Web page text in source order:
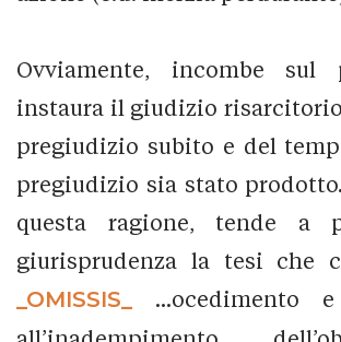
Ovviamente, incombe sul
instaura il giudizio
pregiudizio subito e del
pregiudizio sia stato
questa ragione, tende a
giurisprudenza la tesi che
_OMISSIS_
...ocedimento